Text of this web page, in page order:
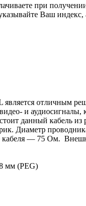
при
Ваш индекс,
отличным
и
данный кабель
Диаметр
кабеля — 75 Ом.
мм (PEG)